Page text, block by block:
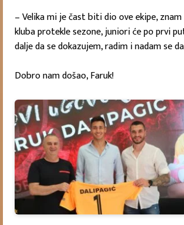
– Velika mi je čast biti dio ove ekipe,
kluba protekle sezone, juniori će po prvi
dalje da se dokazujem, radim i nadam se
Dobro nam došao, Faruk!